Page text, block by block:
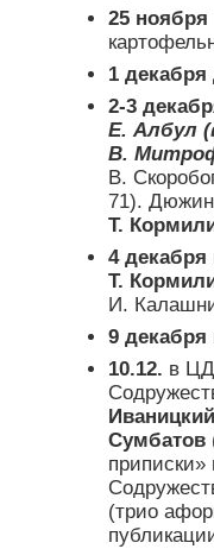
25 ноября
1 декабря
2-3
Е. Албул
В.
В.
71).
Т.
4 декабря
Т.
И.
9 декабря
10.12. в
Сумбатов
(трио